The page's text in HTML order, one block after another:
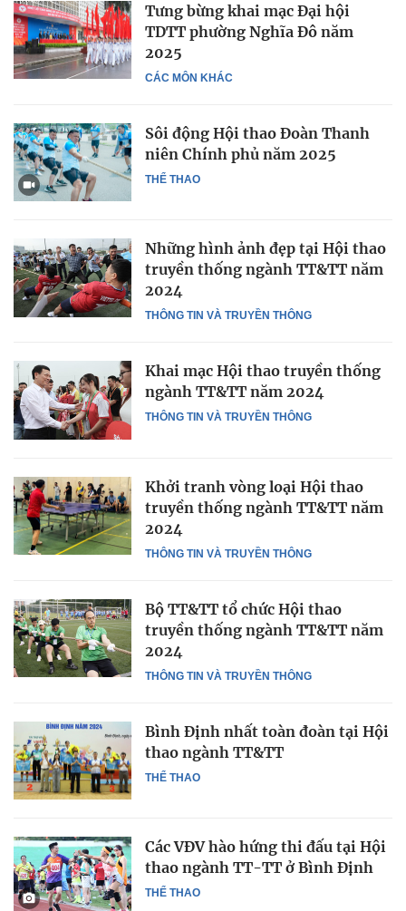
CÁC MÔN KHÁC
Tưng bừng khai mạc Đại hội
TDTT phường Nghĩa Đô năm
2025
THỂ THAO
Sôi động Hội thao Đoàn Thanh
niên Chính phủ năm 2025
THÔNG TIN VÀ TRUYỀN THÔNG
Những hình ảnh đẹp tại Hội thao
truyền thống ngành TT&TT năm
2024
THÔNG TIN VÀ TRUYỀN THÔNG
Khai mạc Hội thao truyền thống
ngành TT&TT năm 2024
THÔNG TIN VÀ TRUYỀN THÔNG
Khởi tranh vòng loại Hội thao
truyền thống ngành TT&TT năm
2024
THÔNG TIN VÀ TRUYỀN THÔNG
Bộ TT&TT tổ chức Hội thao
truyền thống ngành TT&TT năm
2024
THỂ THAO
Bình Định nhất toàn đoàn tại Hội
thao ngành TT&TT
THỂ THAO
Các VĐV hào hứng thi đấu tại Hội
thao ngành TT-TT ở Bình Định